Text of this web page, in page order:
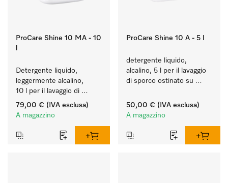
ProCare Shine 10 MA - 10
Detergente liquido,
leggermente alcalino,
10 l per il lavaggio di
sporco leggero su
stoviglie, posate e
79,00 € (IVA esclusa)
A magazzino
ProCare Shine 10 A - 5 l
detergente liquido,
alcalino, 5 l per il lavaggio
di sporco ostinato su
bicchieri.
50,00 € (IVA esclusa)
A magazzino